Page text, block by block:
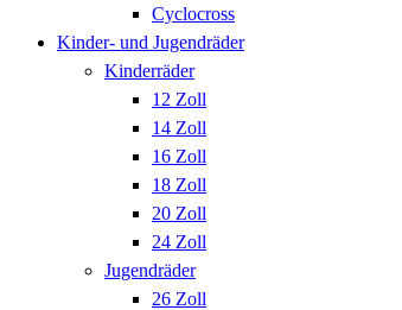
Cyclocross
Kinder- und Jugendräder
Kinderräder
12 Zoll
14 Zoll
16 Zoll
18 Zoll
20 Zoll
24 Zoll
Jugendräder
26 Zoll